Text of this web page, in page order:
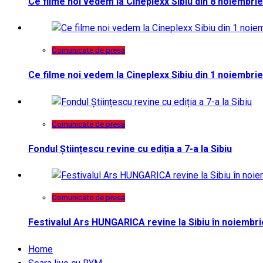
Comunicate de presa
Ce filme noi vedem la Cineplexx Sibiu din 1 noiembrie
Comunicate de presa
Fondul Științescu revine cu ediția a 7-a la Sibiu
Comunicate de presa
Festivalul Ars HUNGARICA revine la Sibiu în
Home